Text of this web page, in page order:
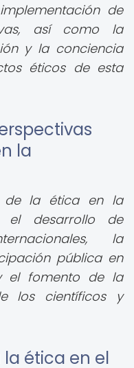
de
así como la
y la conciencia
éticos de esta
la
de la ética en la
el desarrollo de
la
pública en
el fomento de la
los científicos y
la ética en el